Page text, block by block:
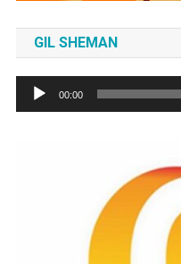
GIL SHEMAN
Tocador
00:00